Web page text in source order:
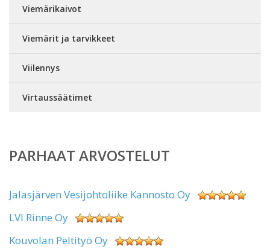
Viemärikaivot
Viemärit ja tarvikkeet
Viilennys
Virtaussäätimet
PARHAAT ARVOSTELUT
Jalasjärven Vesijohtoliike Kannosto Oy
LVI Rinne Oy
Kouvolan Peltityö Oy